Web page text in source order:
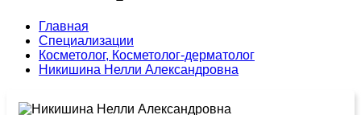
Главная
Специализации
Косметолог, Косметолог-дерматолог
Никишина Нелли Александровна